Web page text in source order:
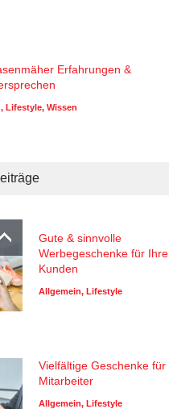
Erfahrungen &
, Lifestyle, Wissen
Gute & sinnvolle
Werbegeschenke für Ihre
Kunden
Allgemein, Lifestyle
Vielfältige Geschenke für
Mitarbeiter
Allgemein, Lifestyle